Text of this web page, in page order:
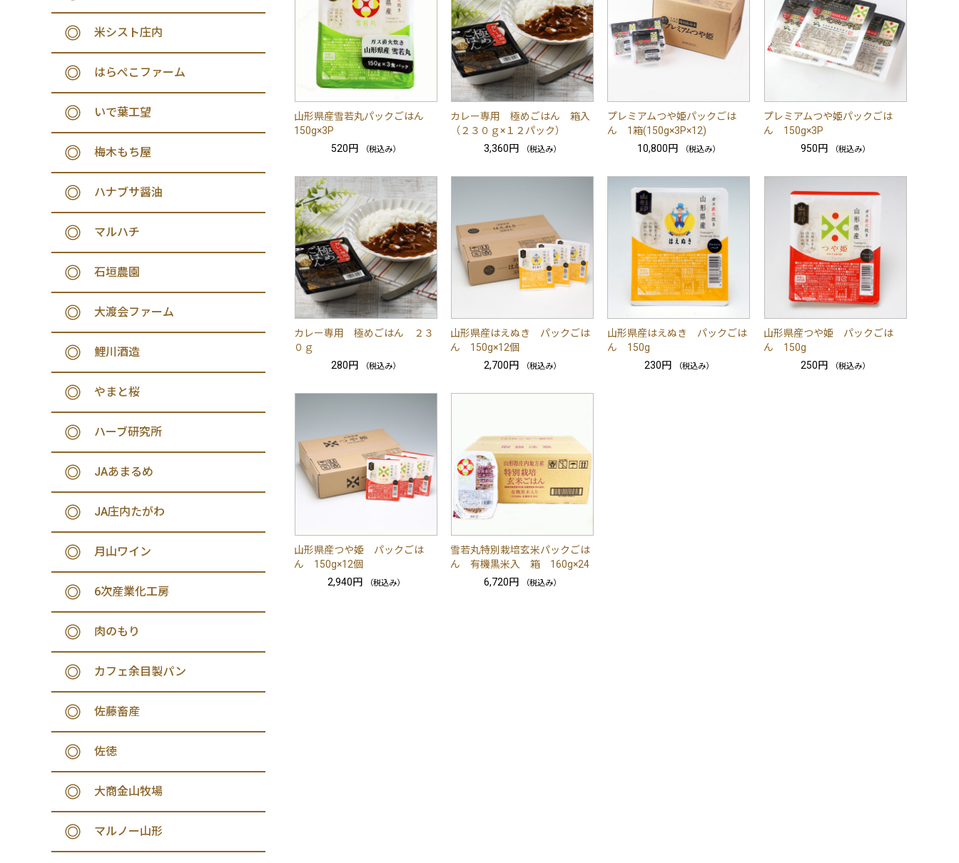
山形県産雪若丸パックごはん
150g×3P
520円
（税込み）
カレー専用 極めごはん 箱入
（２３０ｇ×１２パック）
3,360円
（税込み）
プレミアムつや姫パックごは
ん 1箱(150g×3P×12)
10,800円
（税込み）
プレミアムつや姫パックごは
ん 150g×3P
950円
（税込み）
カレー専用 極めごはん ２３
０ｇ
280円
（税込み）
山形県産はえぬき パックごは
ん 150g×12個
2,700円
（税込み）
山形県産はえぬき パックごは
ん 150g
230円
（税込み）
山形県産つや姫 パックごは
ん 150g
250円
（税込み）
山形県産つや姫 パックごは
ん 150g×12個
2,940円
（税込み）
雪若丸特別栽培玄米パックごは
ん 有機黒米入 箱 160g×24
6,720円
（税込み）
米シスト庄内
はらぺこファーム
いで葉工望
梅木もち屋
ハナブサ醤油
マルハチ
石垣農園
大渡会ファーム
鯉川酒造
やまと桜
ハーブ研究所
JAあまるめ
JA庄内たがわ
月山ワイン
6次産業化工房
肉のもり
カフェ余目製パン
佐藤畜産
佐徳
大商金山牧場
マルノー山形